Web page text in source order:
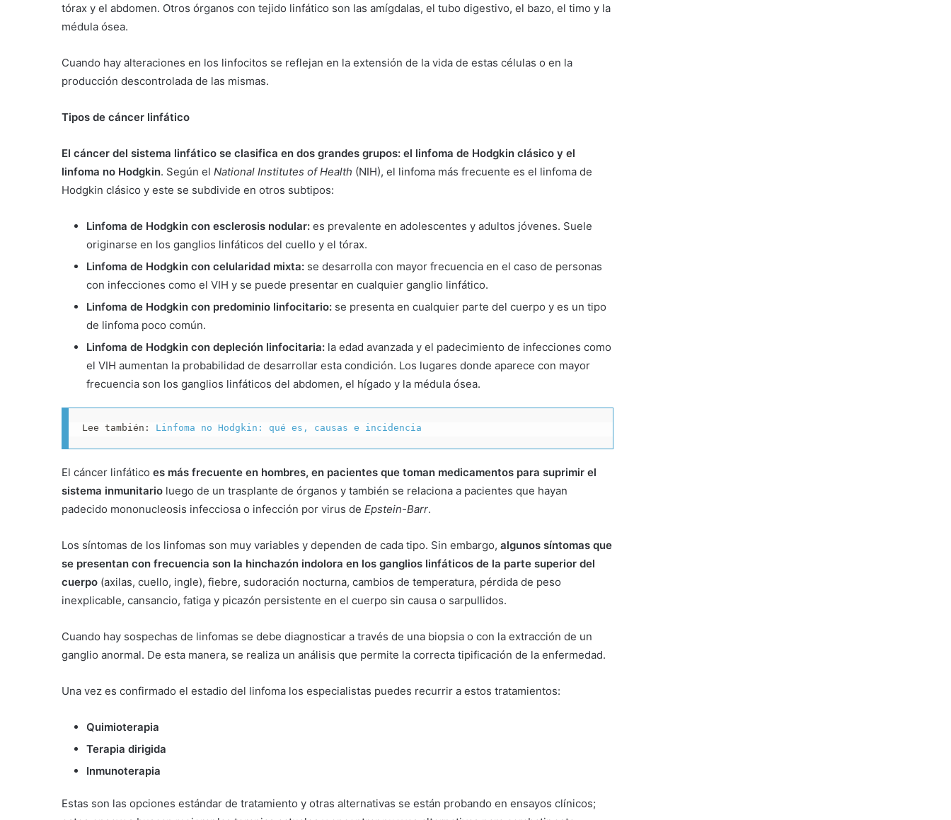
tórax y el abdomen. Otros órganos con tejido linfático son las amígdalas, el tubo digestivo, el bazo, el timo y la
médula ósea.
Cuando hay alteraciones en los linfocitos se reflejan en la extensión de la vida de estas células o en la
producción descontrolada de las mismas.
Tipos de cáncer linfático
El cáncer del sistema linfático se clasifica en dos grandes grupos: el linfoma de Hodgkin clásico y el
linfoma no Hodgkin. Según el National Institutes of Health (NIH), el linfoma más frecuente es el linfoma de
Hodgkin clásico y este se subdivide en otros subtipos:
Linfoma de Hodgkin con esclerosis nodular: es prevalente en adolescentes y adultos jóvenes. Suele
originarse en los ganglios linfáticos del cuello y el tórax.
Linfoma de Hodgkin con celularidad mixta: se desarrolla con mayor frecuencia en el caso de personas
con infecciones como el VIH y se puede presentar en cualquier ganglio linfático.
Linfoma de Hodgkin con predominio linfocitario: se presenta en cualquier parte del cuerpo y es un tipo
de linfoma poco común.
Linfoma de Hodgkin con depleción linfocitaria: la edad avanzada y el padecimiento de infecciones como
el VIH aumentan la probabilidad de desarrollar esta condición. Los lugares donde aparece con mayor
frecuencia son los ganglios linfáticos del abdomen, el hígado y la médula ósea.
Lee también: Linfoma no Hodgkin: qué es, causas e incidencia
El cáncer linfático es más frecuente en hombres, en pacientes que toman medicamentos para suprimir el
sistema inmunitario luego de un trasplante de órganos y también se relaciona a pacientes que hayan
padecido mononucleosis infecciosa o infección por virus de Epstein-Barr.
Los síntomas de los linfomas son muy variables y dependen de cada tipo. Sin embargo, algunos síntomas que
se presentan con frecuencia son la hinchazón indolora en los ganglios linfáticos de la parte superior del
cuerpo (axilas, cuello, ingle), fiebre, sudoración nocturna, cambios de temperatura, pérdida de peso
inexplicable, cansancio, fatiga y picazón persistente en el cuerpo sin causa o sarpullidos.
Cuando hay sospechas de linfomas se debe diagnosticar a través de una biopsia o con la extracción de un
ganglio anormal. De esta manera, se realiza un análisis que permite la correcta tipificación de la enfermedad.
Una vez es confirmado el estadio del linfoma los especialistas puedes recurrir a estos tratamientos:
Quimioterapia
Terapia dirigida
Inmunoterapia
Estas son las opciones estándar de tratamiento y otras alternativas se están probando en ensayos clínicos;